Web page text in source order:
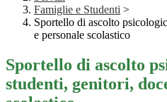
Famiglie e Studenti >
Sportello di ascolto
e personale scolastico
Sportello di ascolto
studenti, genitori,